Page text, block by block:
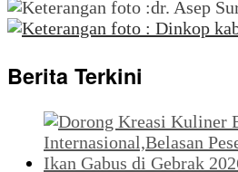
Berita Terkini